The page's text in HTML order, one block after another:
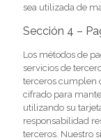
sea utilizada de
Sección 4 –
Los métodos de
servicios de
terceros cumplen
cifrado para
utilizando su
responsabilidad
terceros. Nuestro